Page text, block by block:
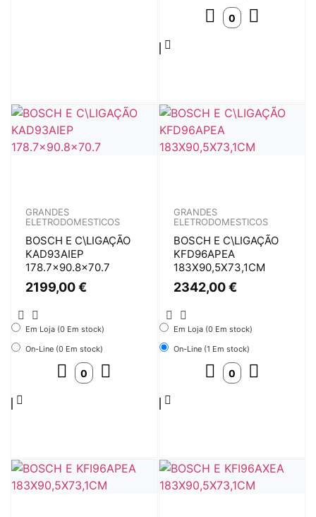
GRANDES
ELETRODOMESTICOS
BOSCH E C\LIGAÇÃO
KAD93AIEP
178.7×90.8×70.7
2199,00€
Em Loja (0 Em stock)
On-Line (0 Em stock)
GRANDES
ELETRODOMESTICOS
BOSCH E C\LIGAÇÃO
KFD96APEA
183X90,5X73,1CM
2342,00€
Em Loja (0 Em stock)
On-Line (1 Em stock)